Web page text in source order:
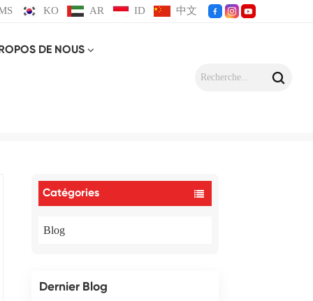
KO AR ID 中文
DE NOUS
Catégories
Blog
Dernier Blog